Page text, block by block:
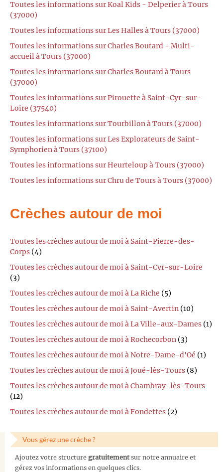
Toutes les informations sur Koal Kids - Delperier à Tours
(37000)
Toutes les informations sur Les Halles à Tours (37000)
Toutes les informations sur Charles Boutard - Multi-
accueil à Tours (37000)
Toutes les informations sur Charles Boutard à Tours
(37000)
Toutes les informations sur Pirouette à Saint-Cyr-sur-
Loire (37540)
Toutes les informations sur Tourbillon à Tours (37000)
Toutes les informations sur Les Explorateurs de Saint-
Symphorien à Tours (37100)
Toutes les informations sur Heurteloup à Tours (37000)
Toutes les informations sur Chru de Tours à Tours (37000)
Crèches autour de moi
Toutes les crèches autour de moi à Saint-Pierre-des-
Corps (4)
Toutes les crèches autour de moi à Saint-Cyr-sur-Loire
(3)
Toutes les crèches autour de moi à La Riche (5)
Toutes les crèches autour de moi à Saint-Avertin (10)
Toutes les crèches autour de moi à La Ville-aux-Dames (1)
Toutes les crèches autour de moi à Rochecorbon (3)
Toutes les crèches autour de moi à Notre-Dame-d'Oé (1)
Toutes les crèches autour de moi à Joué-lès-Tours (8)
Toutes les crèches autour de moi à Chambray-lès-Tours
(12)
Toutes les crèches autour de moi à Fondettes (2)
Vous gérez une crèche ?
Ajoutez votre structure gratuitementsur notre annuaire et
gérez vos informations en quelques clics.